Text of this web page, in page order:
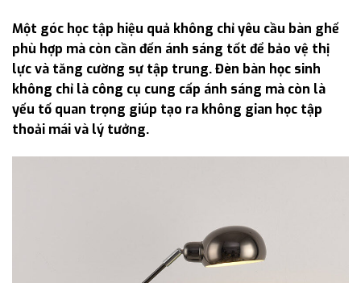
Một góc học tập hiệu quả không chỉ yêu cầu bàn ghế
phù hợp mà còn cần đến ánh sáng tốt để bảo vệ thị
lực và tăng cường sự tập trung. Đèn bàn học sinh
không chỉ là công cụ cung cấp ánh sáng mà còn là
yếu tố quan trọng giúp tạo ra không gian học tập
thoải mái và lý tưởng.